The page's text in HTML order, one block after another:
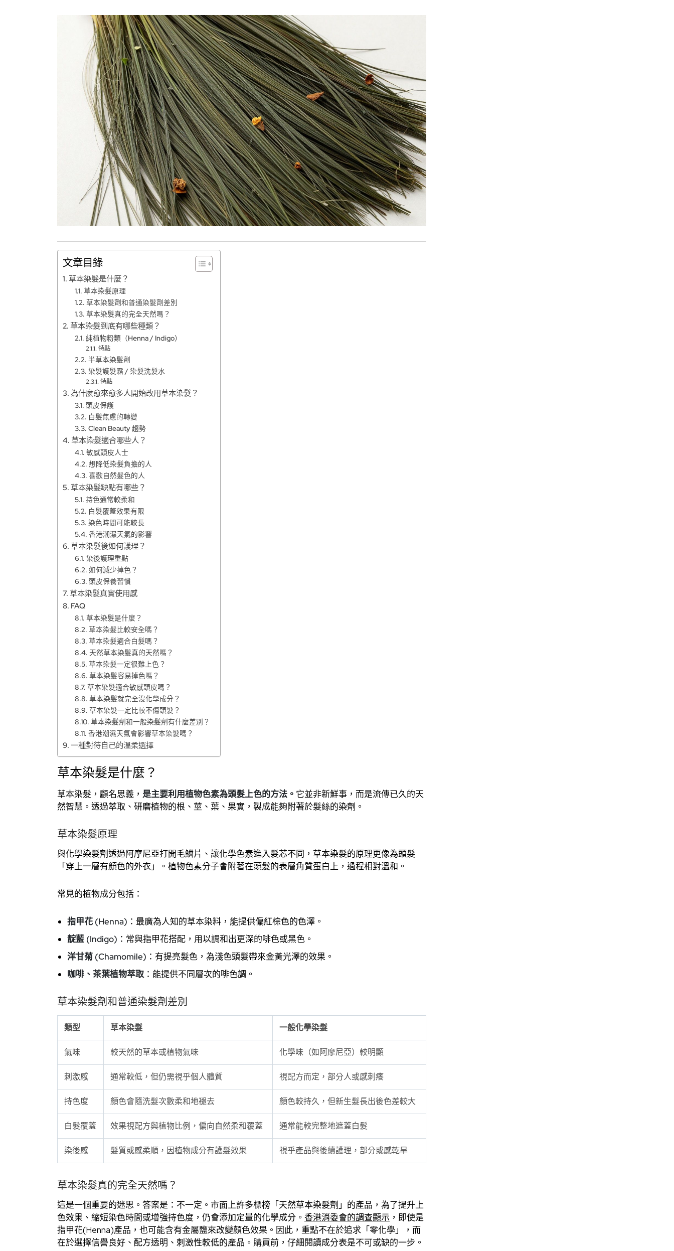
文章目錄
草本染髮是什麼？
草本染髮原理
草本染髮劑和普通染髮劑差別
草本染髮真的完全天然嗎？
草本染髮到底有哪些種類？
純植物粉類（Henna / Indigo）
特點
半草本染髮劑
染髮護髮霜 / 染髮洗髮水
特點
為什麼愈來愈多人開始改用草本染髮？
頭皮保護
白髮焦慮的轉變
Clean Beauty 趨勢
草本染髮適合哪些人？
敏感頭皮人士
想降低染髮負擔的人
喜歡自然髮色的人
草本染髮缺點有哪些？
持色通常較柔和
白髮覆蓋效果有限
染色時間可能較長
香港潮濕天氣的影響
草本染髮後如何護理？
染後護理重點
如何減少掉色？
頭皮保養習慣
草本染髮真實使用感
FAQ
草本染髮是什麼？
草本染髮比較安全嗎？
草本染髮適合白髮嗎？
天然草本染髮真的天然嗎？
草本染髮一定很難上色？
草本染髮容易掉色嗎？
草本染髮適合敏感頭皮嗎？
草本染髮就完全沒化學成分？
草本染髮一定比較不傷頭髮？
草本染髮劑和一般染髮劑有什麼差別？
香港潮濕天氣會影響草本染髮嗎？
一種對待自己的溫柔選擇
草本染髮是什麼？
草本染髮，顧名思義， 是主要利用植物色素為頭髮上色的方法。 它並非新鮮事，而是流傳已久的天
然智慧。透過萃取、研磨植物的根、莖、葉、果實，製成能夠附著於髮絲的染劑。
草本染髮原理
與化學染髮劑透過阿摩尼亞打開毛鱗片、讓化學色素進入髮芯不同，草本染髮的原理更像為頭髮
「穿上一層有顏色的外衣」。植物色素分子會附著在頭髮的表層角質蛋白上，過程相對溫和。
常見的植物成分包括：
指甲花 (Henna) ：最廣為人知的草本染料，能提供偏紅棕色的色澤。
靛藍 (Indigo) ：常與指甲花搭配，用以調和出更深的啡色或黑色。
洋甘菊 (Chamomile) ：有提亮髮色，為淺色頭髮帶來金黃光澤的效果。
咖啡、茶葉植物萃取 ：能提供不同層次的啡色調。
草本染髮劑和普通染髮劑差別
類型 草本染髮 一般化學染髮
氣味 較天然的草本或植物氣味 化學味（如阿摩尼亞）較明顯
刺激感 通常較低，但仍需視乎個人體質 視配方而定，部分人或感刺癢
持色度 顏色會隨洗髮次數柔和地褪去 顏色較持久，但新生髮長出後色差較大
白髮覆蓋 效果視配方與植物比例，偏向自然柔和覆蓋 通常能較完整地遮蓋白髮
染後感 髮質或感柔順，因植物成分有護髮效果 視乎產品與後續護理，部分或感乾旱
草本染髮真的完全天然嗎？
這是一個重要的迷思。答案是：不一定。市面上許多標榜「天然草本染髮劑」的產品，為了提升上
色效果、縮短染色時間或增強持色度，仍會添加定量的化學成分。 香港消委會的調查顯示 ，即使是
指甲花(Henna)產品，也可能含有金屬鹽來改變顏色效果。因此，重點不在於追求「零化學」，而
在於選擇信譽良好、配方透明、刺激性較低的產品。購買前，仔細閱讀成分表是不可或缺的一步。